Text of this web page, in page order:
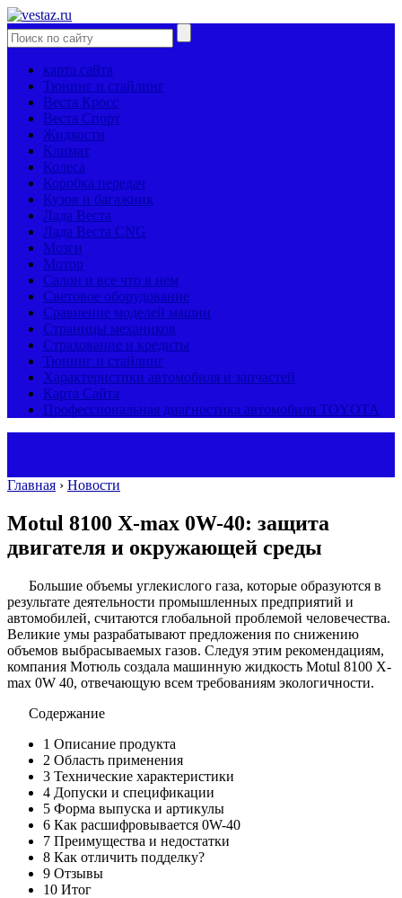
карта сайта
Тюнинг и стайлинг
Веста Кросс
Веста Спорт
Жидкости
Климат
Колеса
Коробка передач
Кузов и багажник
Лада Веста
Лада Веста CNG
Мозги
Мотор
Салон и все что в нем
Световое оборудование
Сравнение моделей машин
Страницы механиков
Страхование и кредиты
Тюнинг и стайлинг
Характеристики автомобиля и запчастей
Карта Сайта
Профессиональная диагностика автомобиля TOYOTA
Главная › Новости
Motul 8100 X-max 0W-40: защита
двигателя и окружающей среды
Большие объемы углекислого газа, которые образуются в
результате деятельности промышленных предприятий и
автомобилей, считаются глобальной проблемой человечества.
Великие умы разрабатывают предложения по снижению
объемов выбрасываемых газов. Следуя этим рекомендациям,
компания Мотюль создала машинную жидкость Motul 8100 X-
max 0W 40, отвечающую всем требованиям экологичности.
Содержание
1 Описание продукта
2 Область применения
3 Технические характеристики
4 Допуски и спецификации
5 Форма выпуска и артикулы
6 Как расшифровывается 0W-40
7 Преимущества и недостатки
8 Как отличить подделку?
9 Отзывы
10 Итог